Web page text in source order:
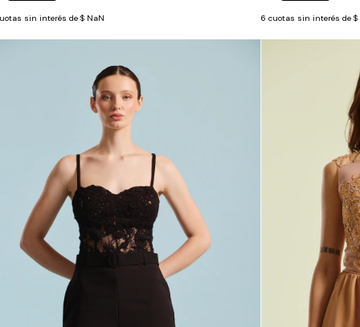
sin interés de $ NaN 6 cuotas sin interés de $